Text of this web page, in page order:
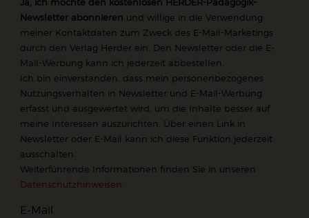
Ja, ich möchte den kostenlosen HERDER-Pädagogik-
Newsletter abonnieren und willige in die Verwendung
meiner Kontaktdaten zum Zweck des E-Mail-Marketings
durch den Verlag Herder ein. Den Newsletter oder die E-
Mail-Werbung kann ich jederzeit abbestellen.
Ich bin einverstanden, dass mein personenbezogenes
Nutzungsverhalten in Newsletter und E-Mail-Werbung
erfasst und ausgewertet wird, um die Inhalte besser auf
meine Interessen auszurichten. Über einen Link in
Newsletter oder E-Mail kann ich diese Funktion jederzeit
ausschalten.
Weiterführende Informationen finden Sie in unseren
Datenschutzhinweisen.
E-Mail